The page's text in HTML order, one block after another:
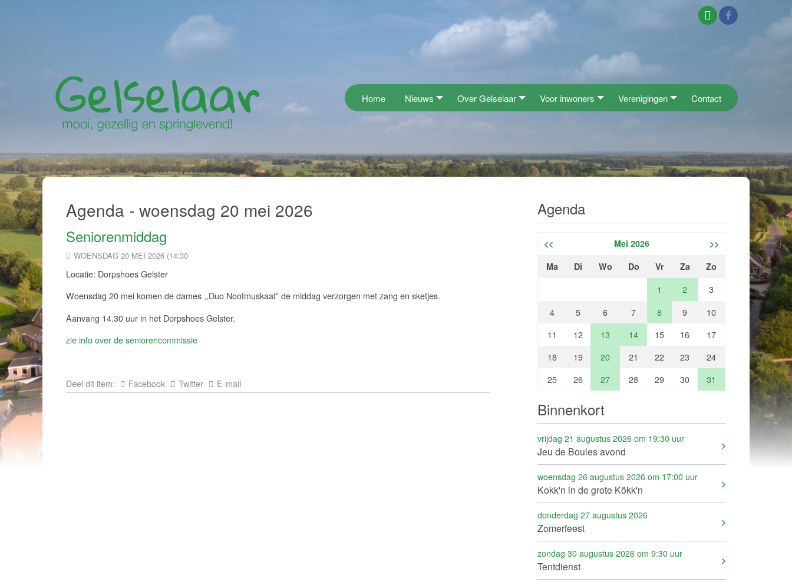
Home Nieuws Over Gelselaar Voor inwoners Verenigingen Contact
Agenda - woensdag 20 mei 2026
Seniorenmiddag
WOENSDAG 20 MEI 2026 (14:30
Locatie: Dorpshoes Gelster
Woensdag 20 mei komen de dames ,,Duo Nootmuskaat” de middag verzorgen met zang en sketjes.
Aanvang 14.30 uur in het Dorpshoes Gelster.
zie info over de seniorencommissie
Deel dit item: Facebook Twitter E-mail
Agenda
<< Mei 2026
>>
Ma
Di Wo Do Vr Za Zo
1 2
3
4
5 6 7 8 9
10
11
12 13 14 15 16
17
18
19 20 21 22 23
24
25
26 27 28 29 30 31
Binnenkort
vrijdag 21 augustus 2026 om 19:30 uur
Jeu de Boules avond
woensdag 26 augustus 2026 om 17:00 uur
Kokk'n in de grote Kökk'n
donderdag 27 augustus 2026
Zomerfeest
zondag 30 augustus 2026 om 9:30 uur
Tentdienst